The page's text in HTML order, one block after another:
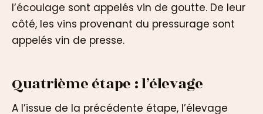
l’écoulage sont appelés vin de goutte. De leur
côté, les vins provenant du pressurage sont
appelés vin de presse.
Quatrième étape : l’élevage
A l’issue de la précédente étape, l’élevage